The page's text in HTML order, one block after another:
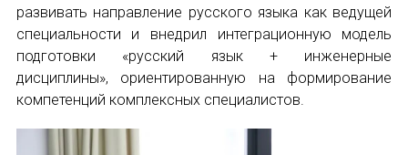
развивать направление русского языка как ведущей
специальности и внедрил интеграционную модель
подготовки «русский язык + инженерные
дисциплины», ориентированную на формирование
компетенций комплексных специалистов.